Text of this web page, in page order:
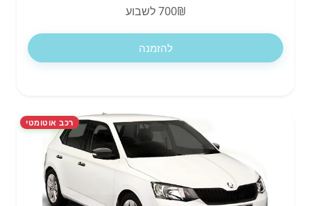
700₪ לשבוע
להזמנה
רכב אוטומטי